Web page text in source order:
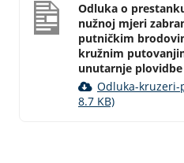
Odluka o
nužnoj mjeri
putničkim
kružnim
unutarnje plovidbe
Odluka-kruzeri-
8.7 KB)